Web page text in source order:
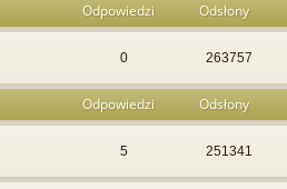
Odpowiedzi Odsłony
0 263757
Odpowiedzi Odsłony
5 251341